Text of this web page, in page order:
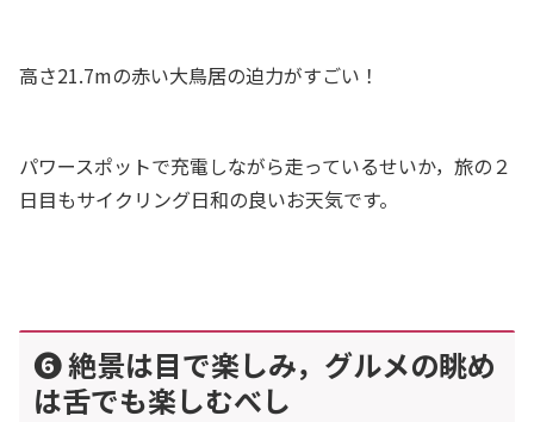
高さ21.7mの赤い大鳥居の迫力がすごい！
パワースポットで充電しながら走っているせいか，旅の２
日目もサイクリング日和の良いお天気です。
❻ 絶景は目で楽しみ，グルメの眺め
は舌でも楽しむべし